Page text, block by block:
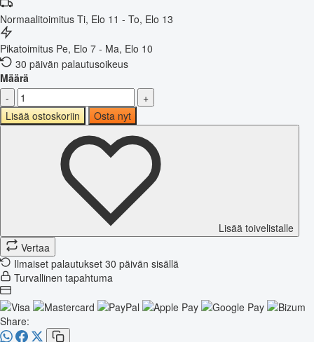
Normaalitoimitus Ti, Elo 11 - To, Elo 13
Pikatoimitus Pe, Elo 7 - Ma, Elo 10
30 päivän palautusoikeus
Määrä
-
+
Lisää ostoskoriin
Osta nyt
Lisää toivelistalle
Vertaa
Ilmaiset palautukset 30 päivän sisällä
Turvallinen tapahtuma
Share: